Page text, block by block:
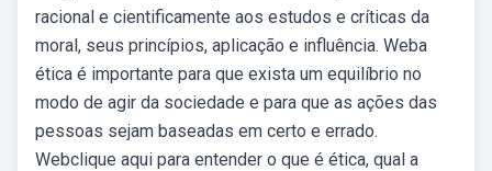
racional e cientificamente aos estudos e críticas da
moral, seus princípios, aplicação e influência. Weba
ética é importante para que exista um equilíbrio no
modo de agir da sociedade e para que as ações das
pessoas sejam baseadas em certo e errado.
Webclique aqui para entender o que é ética, qual a